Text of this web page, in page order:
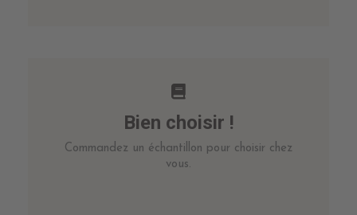
Bien choisir !
Commandez un échantillon pour choisir chez
vous.